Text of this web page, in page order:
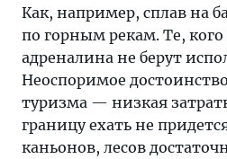
Как, например, сплав на
по горным рекам. Те,
адреналина не берут
Неоспоримое
туризма — низкая
границу ехать не
каньонов, лесов